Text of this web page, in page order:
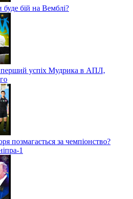
бій на Вемблі?
успіх Мудрика в АПЛ,
позмагається за чемпіонство?
1